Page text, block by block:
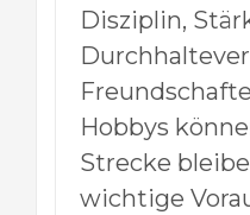
Disziplin,
Hobbys
Strecke
wichtige